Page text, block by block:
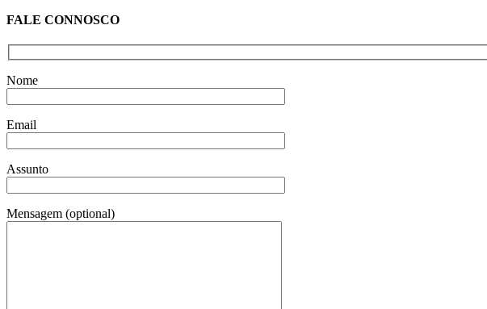
FALE CONNOSCO
Nome
Email
Assunto
Mensagem (optional)